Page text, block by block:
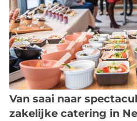
Van saai naar
zakelijke catering in